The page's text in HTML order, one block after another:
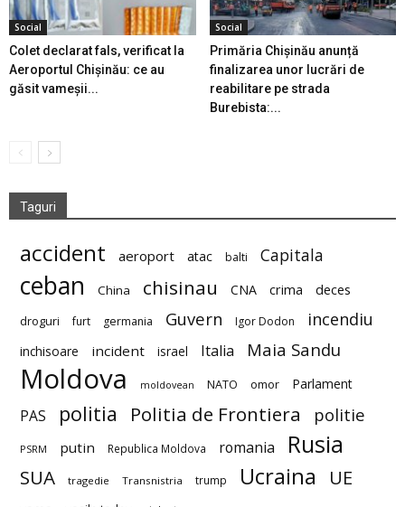
Social
Colet declarat fals, verificat la
Aeroportul Chișinău: ce au
găsit vameșii...
Social
Primăria Chișinău anunță
finalizarea unor lucrări de
reabilitare pe strada
Burebista:...
Taguri
accident aeroport atac balti Capitala
ceban China chisinau CNA crima deces
droguri furt germania Guvern Igor Dodon incendiu
inchisoare incident israel Italia Maia Sandu
Moldova moldovean NATO omor Parlament
PAS politia Politia de Frontiera politie
PSRM putin Republica Moldova romania Rusia
SUA tragedie Transnistria trump Ucraina UE